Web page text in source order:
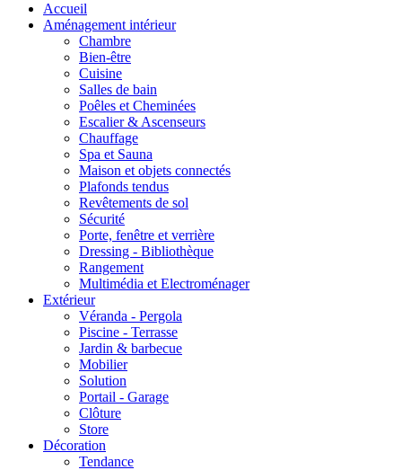
Accueil
Aménagement intérieur
Chambre
Bien-être
Cuisine
Salles de bain
Poêles et Cheminées
Escalier & Ascenseurs
Chauffage
Spa et Sauna
Maison et objets connectés
Plafonds tendus
Revêtements de sol
Sécurité
Porte, fenêtre et verrière
Dressing - Bibliothèque
Rangement
Multimédia et Electroménager
Extérieur
Véranda - Pergola
Piscine - Terrasse
Jardin & barbecue
Mobilier
Solution
Portail - Garage
Clôture
Store
Décoration
Tendance